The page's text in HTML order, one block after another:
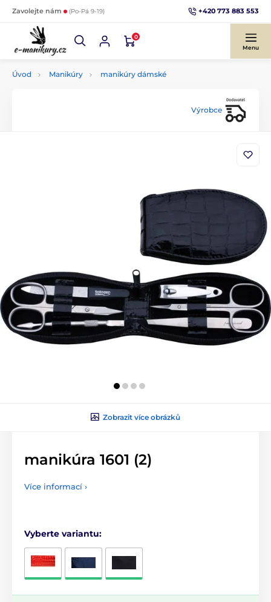
Zavolejte nám (Po-Pá 9-19) +420 773 883 553
0
Menu
Úvod Manikúry manikúry dámské
Výrobce
Zobrazit více obrázků
manikúra 1601 (2)
Více informací ›
Vyberte variantu: